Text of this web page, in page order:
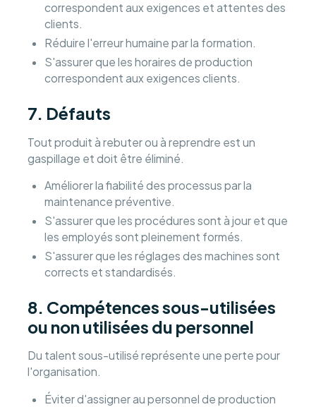
correspondent aux exigences et attentes des
clients.
Réduire l'erreur humaine par la formation.
S'assurer que les horaires de production
correspondent aux exigences clients.
7. Défauts
Tout produit à rebuter ou à reprendre est un
gaspillage et doit être éliminé.
Améliorer la fiabilité des processus par la
maintenance préventive.
S'assurer que les procédures sont à jour et que
les employés sont pleinement formés.
S'assurer que les réglages des machines sont
corrects et standardisés.
8. Compétences sous-utilisées
ou non utilisées du personnel
Du talent sous-utilisé représente une perte pour
l'organisation.
Éviter d'assigner au personnel de production